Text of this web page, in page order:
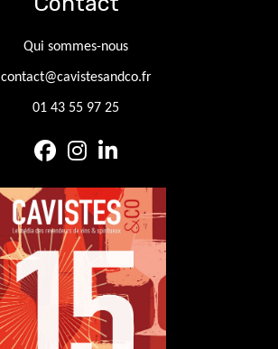
Qui sommes-nous
contact@cavistesandco.fr
01 43 55 97 25